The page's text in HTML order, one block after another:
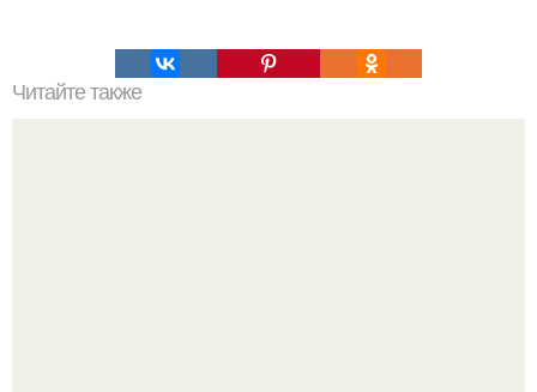
Читайте также